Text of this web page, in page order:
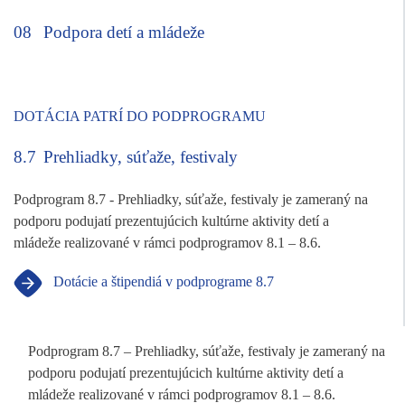
08 Podpora detí a mládeže
DOTÁCIA PATRÍ DO PODPROGRAMU
8.7 Prehliadky, súťaže, festivaly
Podprogram 8.7 - Prehliadky, súťaže, festivaly je zameraný na
podporu podujatí prezentujúcich kultúrne aktivity detí a
mládeže realizované v rámci podprogramov 8.1 – 8.6.
Dotácie a štipendiá v podprograme 8.7
Podprogram 8.7 – Prehliadky, súťaže, festivaly je zameraný na
podporu podujatí prezentujúcich kultúrne aktivity detí a
mládeže realizované v rámci podprogramov 8.1 – 8.6.